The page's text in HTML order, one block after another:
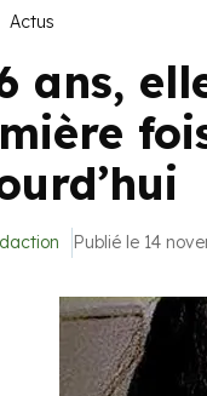
Actus
ans,
Publié le 14